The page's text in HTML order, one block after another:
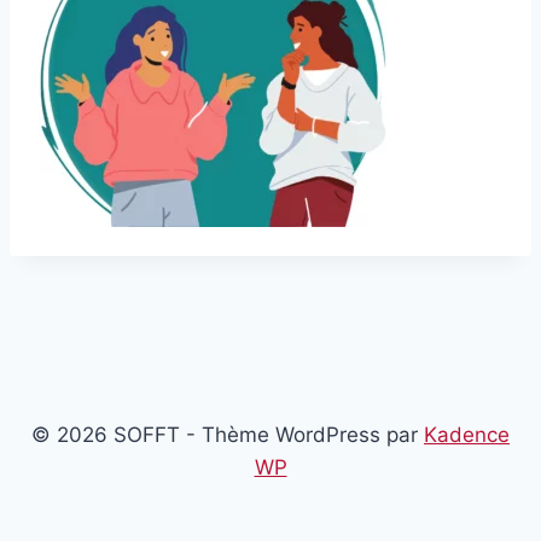
© 2026 SOFFT - Thème WordPress par Kadence
WP